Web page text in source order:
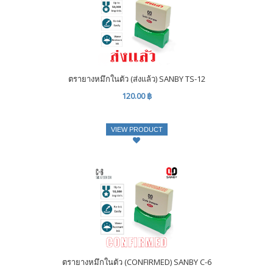
ตรายางหมึกในตัว (ส่งแล้ว) SANBY TS-12
120.00 ฿
VIEW PRODUCT
ตรายางหมึกในตัว (CONFIRMED) SANBY C-6